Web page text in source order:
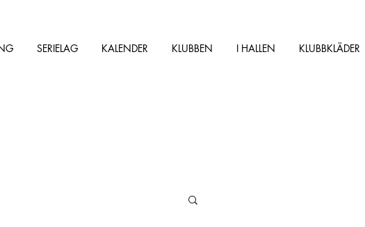
SERIELAG KALENDER KLUBBEN I HALLEN KLUBBKLÄDER